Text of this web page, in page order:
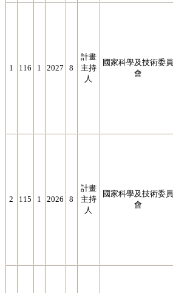
1 116 1 2027 8
計畫
主持
人
國家科學及技術委員
會
2 115 1 2026 8
計畫
主持
人
國家科學及技術委員
會